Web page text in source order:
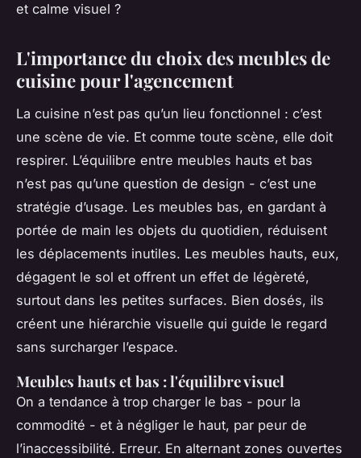
et calme visuel ?
L'importance du choix des meubles de
cuisine pour l'agencement
La cuisine n’est pas qu’un lieu fonctionnel : c’est
une scène de vie. Et comme toute scène, elle doit
respirer. L’équilibre entre meubles hauts et bas
n’est pas qu’une question de design - c’est une
stratégie d’usage. Les meubles bas, en gardant à
portée de main les objets du quotidien, réduisent
les déplacements inutiles. Les meubles hauts, eux,
dégagent le sol et offrent un effet de légèreté,
surtout dans les petites surfaces. Bien dosés, ils
créent une hiérarchie visuelle qui guide le regard
sans surcharger l’espace.
Meubles hauts et bas : l'équilibre visuel
On a tendance à trop charger le bas - pour la
commodité - et à négliger le haut, par peur de
l’inaccessibilité. Erreur. En alternant zones ouvertes